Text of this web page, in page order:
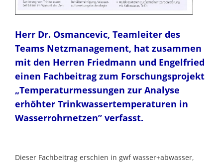
Herr Dr. Osmancevic, Teamleiter des
Teams Netzmanagement, hat zusammen
mit den Herren Friedmann und Engelfried
einen Fachbeitrag zum Forschungsprojekt
„Temperaturmessungen zur Analyse
erhöhter Trinkwassertemperaturen in
Wasserrohrnetzen” verfasst.
Dieser Fachbeitrag erschien in gwf wasser+abwasser,